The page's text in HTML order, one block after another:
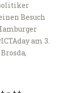
Besuch
am 3.